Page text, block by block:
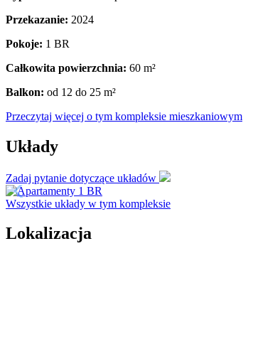
Przekazanie: 2024
Pokoje: 1 BR
Całkowita powierzchnia: 60 m²
Balkon: od 12 do 25 m²
Przeczytaj więcej o tym kompleksie mieszkaniowym
Układy
Zadaj pytanie dotyczące układów
Wszystkie układy w tym kompleksie
Lokalizacja